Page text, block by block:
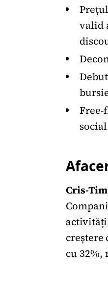
valid
Free-
Cris-
creștere
cu 32%,